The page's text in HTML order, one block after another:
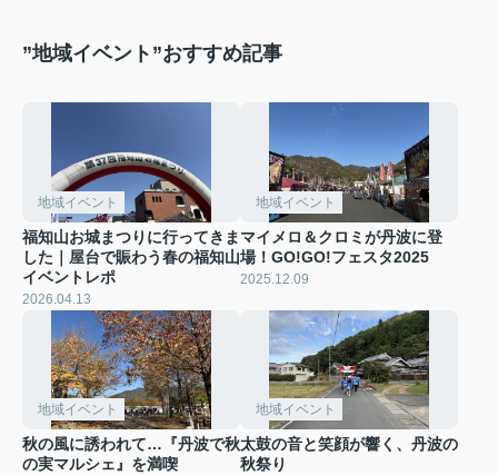
”地域イベント”おすすめ記事
地域イベント
福知山お城まつりに行ってきま
した｜屋台で賑わう春の福知山
イベントレポ
2026.04.13
地域イベント
マイメロ＆クロミが丹波に登
場！GO!GO!フェスタ2025
2025.12.09
地域イベント
秋の風に誘われて…『丹波で秋
の実マルシェ』を満喫
地域イベント
太鼓の音と笑顔が響く、丹波の
秋祭り